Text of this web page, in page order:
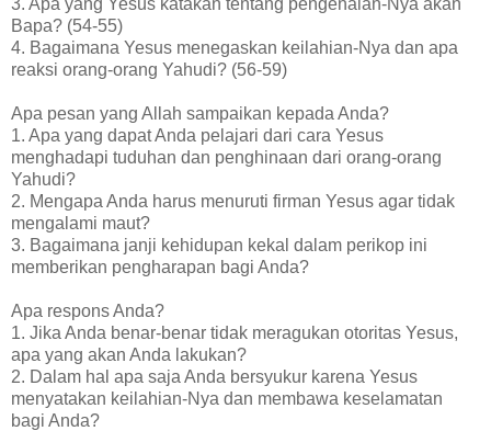
Bapa? (54-55)
4. Bagaimana Yesus menegaskan keilahian-Nya dan apa
reaksi orang-orang Yahudi? (56-59)
Apa pesan yang Allah sampaikan kepada Anda?
1. Apa yang dapat Anda pelajari dari cara Yesus
menghadapi tuduhan dan penghinaan dari orang-orang
Yahudi?
2. Mengapa Anda harus menuruti firman Yesus agar tidak
mengalami maut?
3. Bagaimana janji kehidupan kekal dalam perikop ini
memberikan pengharapan bagi Anda?
Apa respons Anda?
1. Jika Anda benar-benar tidak meragukan otoritas Yesus,
apa yang akan Anda lakukan?
2. Dalam hal apa saja Anda bersyukur karena Yesus
menyatakan keilahian-Nya dan membawa keselamatan
bagi Anda?